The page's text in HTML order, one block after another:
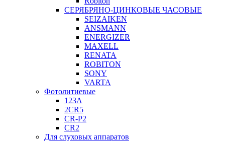
СЕРЯБРЯНО-ЦИНКОВЫЕ ЧАСОВЫЕ
SEIZAIKEN
ANSMANN
ENERGIZER
MAXELL
RENATA
ROBITON
SONY
VARTA
Фотолитиевые
123A
2CR5
CR-P2
CR2
Для слуховых аппаратов